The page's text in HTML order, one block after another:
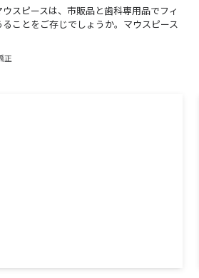
スピースは、市販品と歯科専用品でフィ
ことをご存じでしょうか。マウスピース
正